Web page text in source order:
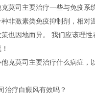
莫司主要治疗一些与免疫系
非激素类免疫抑制剂，相对
也因地而异。 我们应该理
克莫司主要治疗什么病症，
治疗白癜风有效吗？